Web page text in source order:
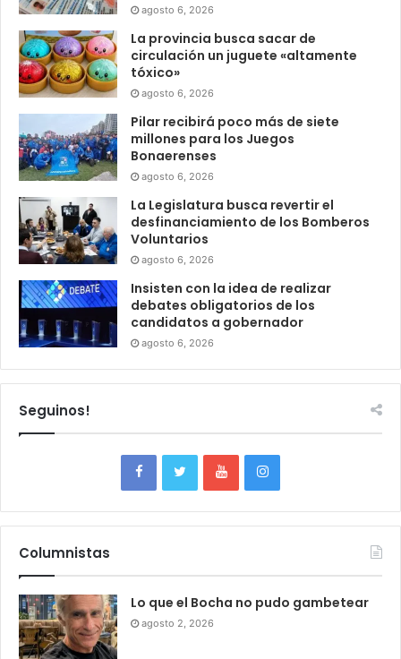
agosto 6, 2026
La provincia busca sacar de
circulación un juguete «altamente
tóxico»
agosto 6, 2026
Pilar recibirá poco más de siete
millones para los Juegos
Bonaerenses
agosto 6, 2026
La Legislatura busca revertir el
desfinanciamiento de los Bomberos
Voluntarios
agosto 6, 2026
Insisten con la idea de realizar
debates obligatorios de los
candidatos a gobernador
agosto 6, 2026
Seguinos!
Columnistas
Lo que el Bocha no pudo gambetear
agosto 2, 2026